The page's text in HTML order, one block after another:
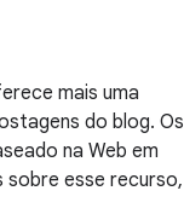
mais uma
do blog. Os
na Web em
sobre esse recurso,